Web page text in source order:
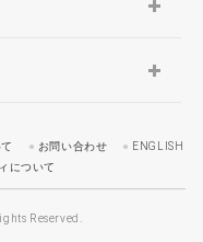
お問い合わせ
ENGLISH
について
Reserved.